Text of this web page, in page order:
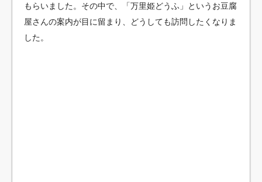
もらいました。その中で、「万里姫どうふ」というお豆腐
屋さんの案内が目に留まり、どうしても訪問したくなりま
した。